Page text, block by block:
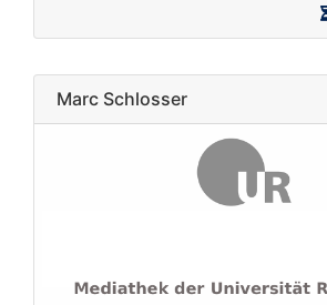
Marc Schlosser